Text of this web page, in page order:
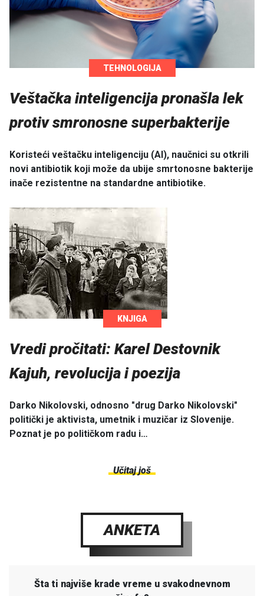
TEHNOLOGIJA
Veštačka inteligencija pronašla lek
protiv smronosne superbakterije
Koristeći veštačku inteligenciju (AI), naučnici su otkrili
novi antibiotik koji može da ubije smrtonosne bakterije
inače rezistentne na standardne antibiotike.
KNJIGA
Vredi pročitati: Karel Destovnik
Kajuh, revolucija i poezija
Darko Nikolovski, odnosno "drug Darko Nikolovski"
politički je aktivista, umetnik i muzičar iz Slovenije.
Poznat je po političkom radu i…
Učitaj još
ANKETA
Šta ti najviše krade vreme u svakodnevnom